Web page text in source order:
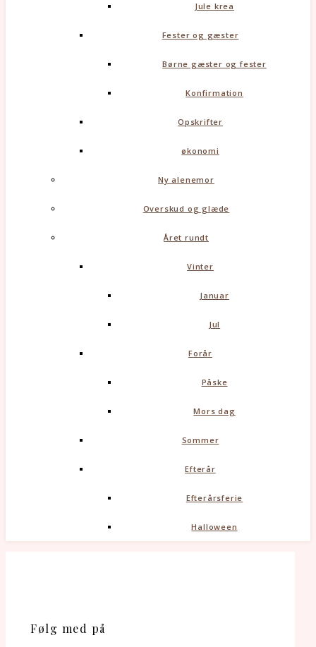
Jule krea
Fester og gæster
Børne gæster og fester
Konfirmation
Opskrifter
økonomi
Ny alenemor
Overskud og glæde
Året rundt
Vinter
Januar
Jul
Forår
Påske
Mors dag
Sommer
Efterår
Efterårsferie
Halloween
Følg med på